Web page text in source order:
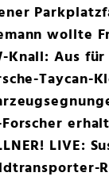
wollte
Knall: Aus
Taycan-
Forscher
LIVE: